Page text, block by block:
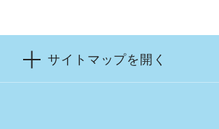
サイトマップを開く